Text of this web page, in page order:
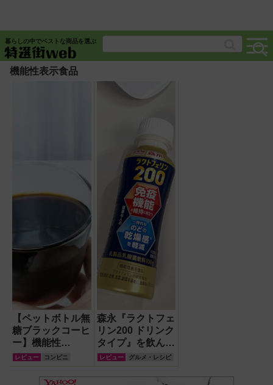
暮らしの中でベストな商品を選ぶ
機能性表示食品
【ペットボトル無
糖ブラックコーヒ
ー】機能性
『TOTONOU（ト
ヒー原料だけ！し
レビュー コンビニ
森永『ラクトフェ
リン200 ドリンク
タイプ』を飲んで
みた！免疫サポー
策にぴったりの機
レビュー グルメ・レシピ